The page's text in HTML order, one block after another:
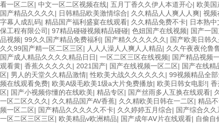
看一区二区| 中文一区二区视频在线| 五月丁香久久伊人本道开心| 欧美国
国产精品久久久久 | 日韩精品欧美激情综合| 久久精品人人爽人人爽| 视频
字幕人成乱码| 精品国产福利盛宴在线观看| 久久精品免费不卡| 日本熟
保工程有限公司 | 97精品碰碰视频精品碰碰| 色妞国产在线视频| 国产一
品视频| 99久久国产精品免费福利 | 国产精久久久久久久 | 国产欧美日韩
久久99国产精一区二区三区| 人人人澡人人爽人人精品| 久久午夜夜伦鲁
国产成人精品久久久久精品日日| 一区二区三区在线视频| 国产精品视频
观看黄| 香蕉久久久久久 | 2021国产| 国产在线视频一区二区| 国产在线
区| 男人的天堂久久精品激情|性欧美大战久久久久久久 | 99视频精品全
频在线观看免费| 欧美A级毛欧美1级a大片免费播放| 欧美日韩女电影!| 香
区| 国产小视频你懂的在线欧美| 精品专区| 国产丝雨多人互换在线观看|
一区二区久久久 | 久久精品国产AV香蕉| 久久精欧美日韩在一二区| 精品
频一区二区| 国产精品久久久久久不卡| 久久婷婷五月综合| 国产综合久久
一区二区三区三区| 欧美精品v欧洲精品| 国产成年AⅤ片在线观看| 自偷自